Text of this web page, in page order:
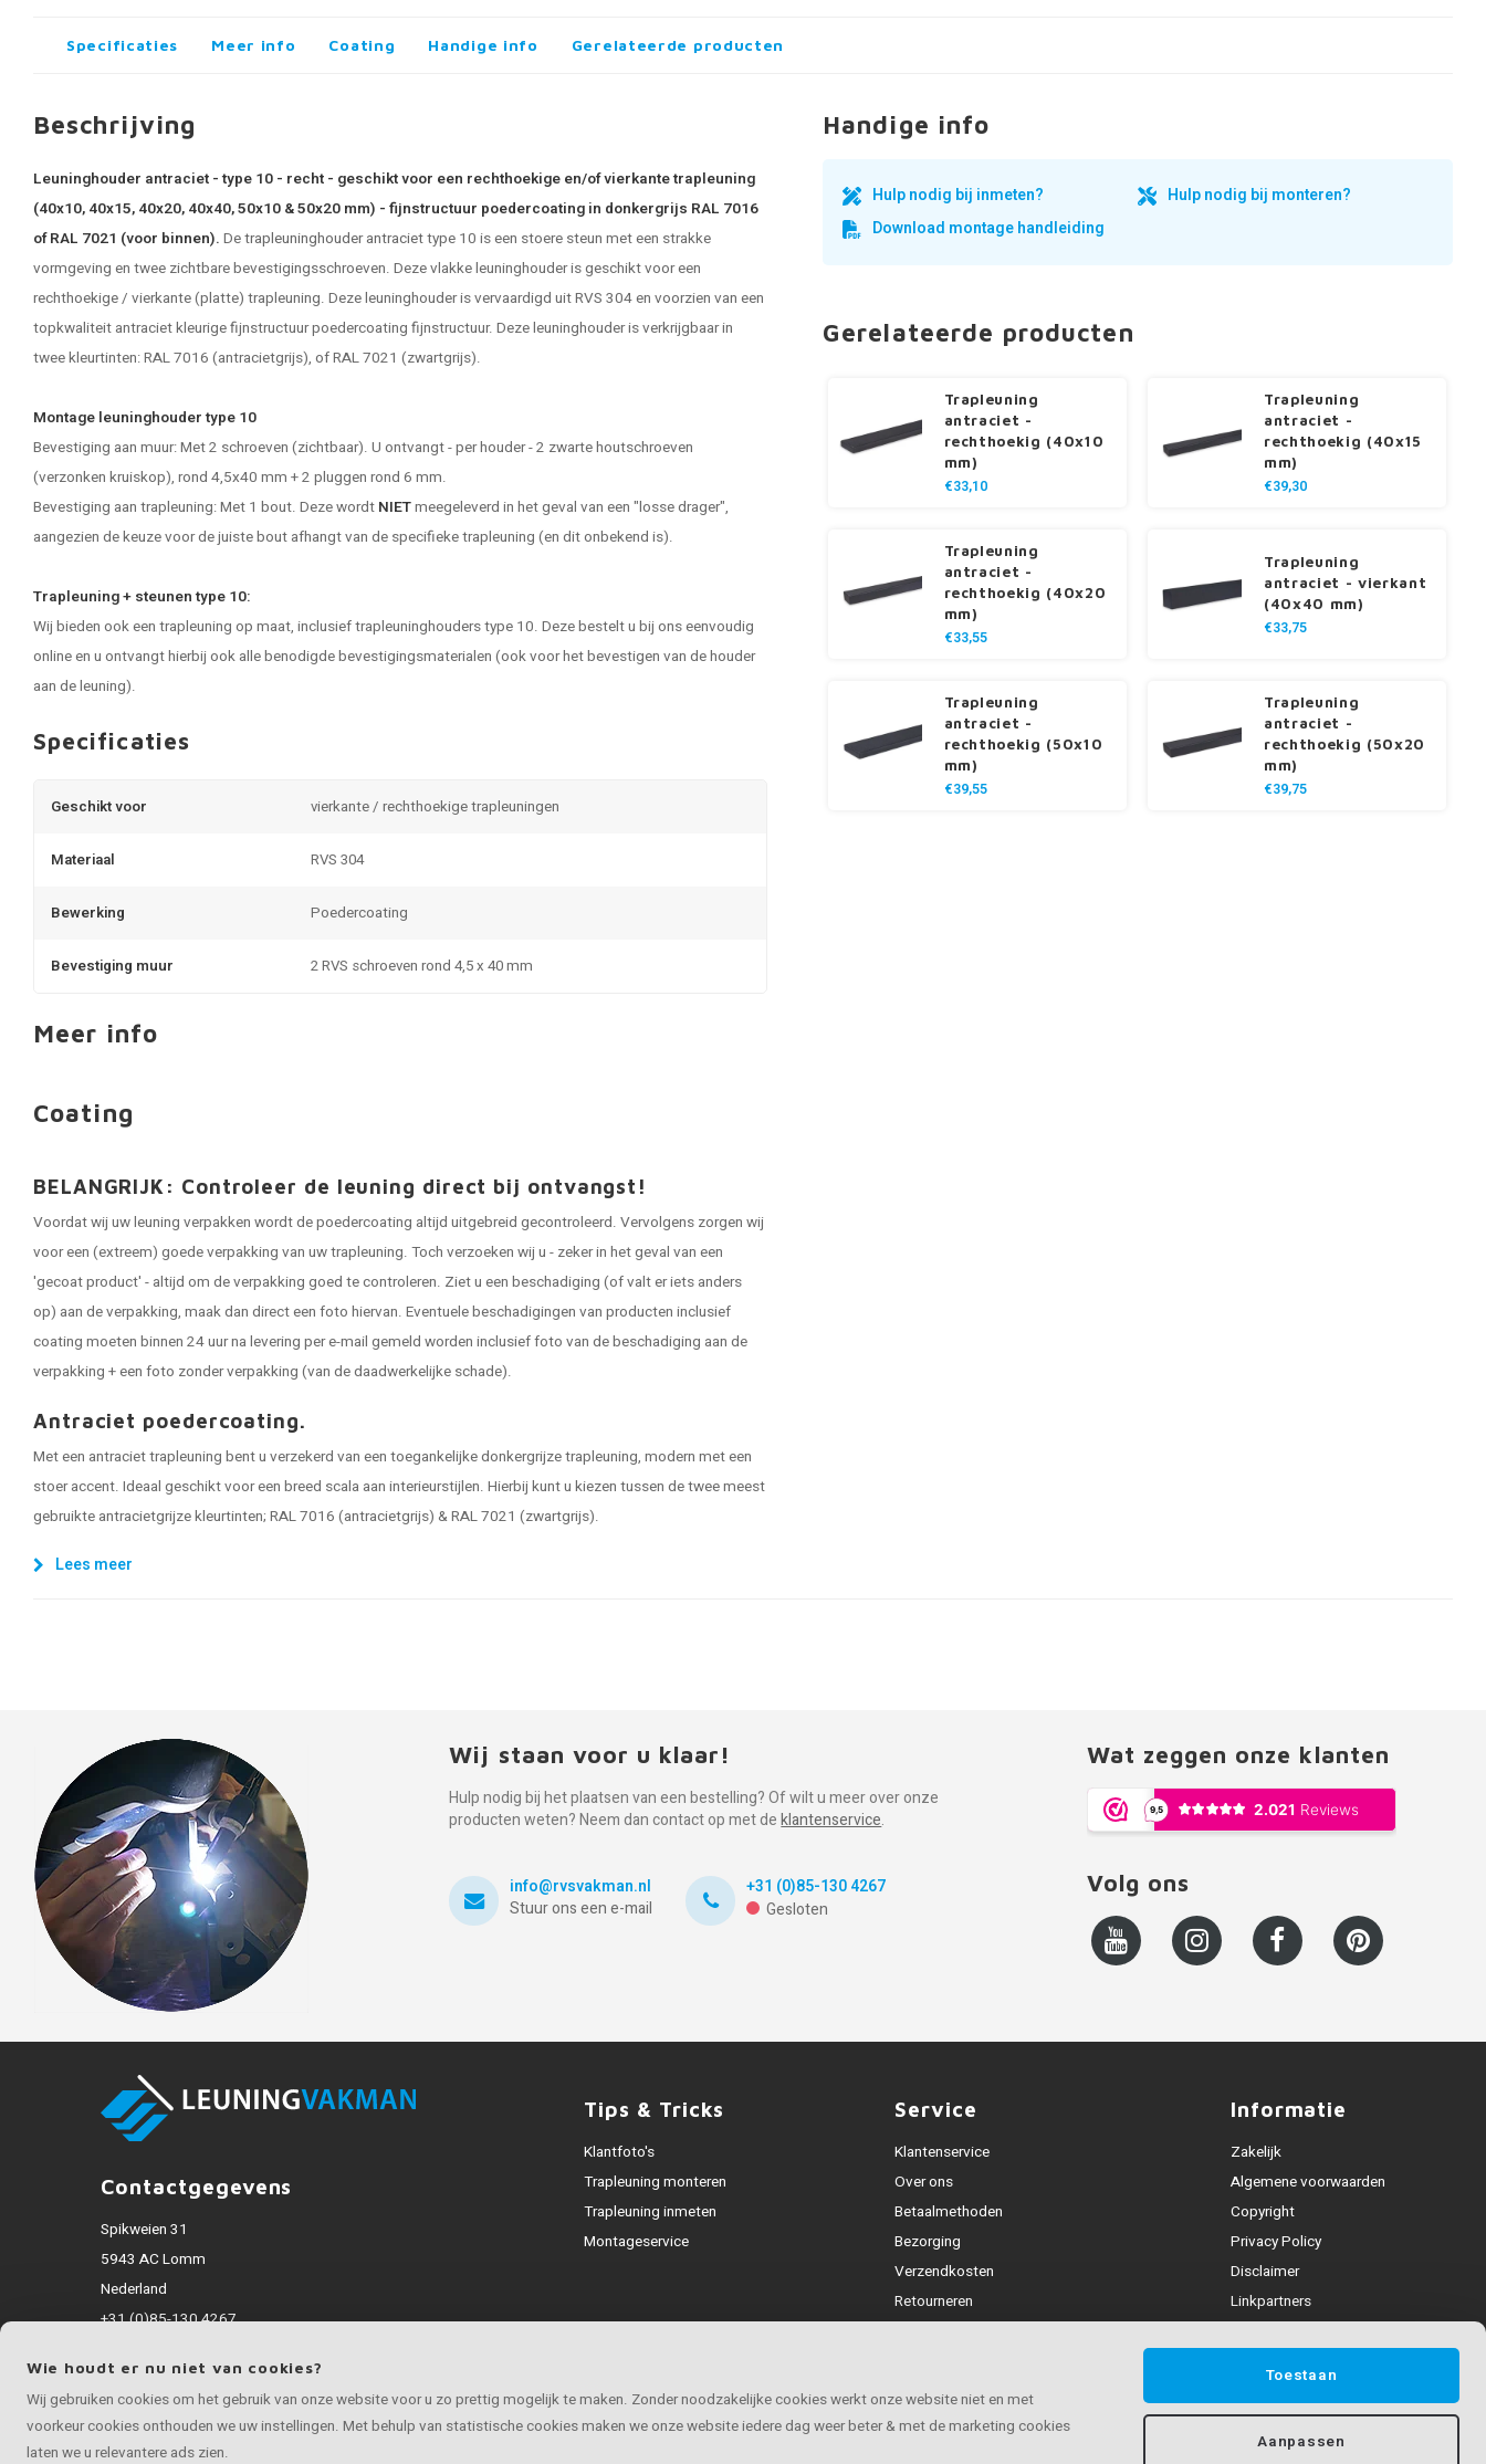
Specificaties Meer info Coating Handige info Gerelateerde producten
Beschrijving
Leuninghouder antraciet - type 10 - recht - geschikt voor een rechthoekige en/of vierkante trapleuning
(40x10, 40x15, 40x20, 40x40, 50x10 & 50x20 mm) - fijnstructuur poedercoating in donkergrijs RAL 7016
of RAL 7021 (voor binnen). Detrapleuninghouder antraciettype 10 is een stoere steun met een strakke
vormgeving en twee zichtbare bevestigingsschroeven. Deze vlakke leuninghouder is geschikt voor een
rechthoekige / vierkante (platte) trapleuning. Deze leuninghouder is vervaardigd uit RVS 304 en voorzien van een
topkwaliteit antraciet kleurige fijnstructuur poedercoating fijnstructuur. Deze leuninghouder is verkrijgbaar in
twee kleurtinten: RAL 7016 (antracietgrijs), of RAL 7021 (zwartgrijs).
Montage leuninghouder type 10
Bevestiging aan muur: Met 2 schroeven (zichtbaar). U ontvangt - per houder - 2 zwarte houtschroeven
(verzonken kruiskop), rond 4,5x40 mm + 2 pluggen rond 6 mm.
Bevestiging aan trapleuning: Met 1 bout. Deze wordt NIETmeegeleverd in het geval van een "losse drager",
aangezien de keuze voor de juiste bout afhangt van de specifieke trapleuning (en dit onbekend is).
Trapleuning + steunen type 10:
Wij bieden ook een trapleuning op maat, inclusief trapleuninghouders type 10. Deze bestelt u bij ons eenvoudig
online en u ontvangt hierbij ook alle benodigde bevestigingsmaterialen (ook voor het bevestigen van de houder
aan de leuning).
Specificaties
Geschikt voor vierkante / rechthoekige trapleuningen
Materiaal RVS 304
Bewerking Poedercoating
Bevestiging muur 2 RVS schroeven rond 4,5 x 40 mm
Meer info
Coating
BELANGRIJK: Controleer de leuning direct bij ontvangst!
Voordat wij uw leuning verpakken wordt de poedercoating altijd uitgebreid gecontroleerd. Vervolgens zorgen wij
voor een (extreem) goede verpakking van uw trapleuning. Toch verzoeken wij u - zeker in het geval van een
'gecoat product' - altijd om de verpakking goed te controleren. Ziet u een beschadiging (of valt er iets anders
op) aan de verpakking, maak dan direct een foto hiervan. Eventuele beschadigingen van producten inclusief
coating moeten binnen 24 uur na levering per e-mail gemeld worden inclusief foto van de beschadiging aan de
verpakking + een foto zonder verpakking (van de daadwerkelijke schade).
Antraciet poedercoating.
Met een antraciet trapleuning bent u verzekerd van een toegankelijke donkergrijze trapleuning, modern met een
stoer accent. Ideaal geschikt voor een breed scala aan interieurstijlen. Hierbij kunt u kiezen tussen de twee meest
gebruikte antracietgrijze kleurtinten; RAL 7016 (antracietgrijs) & RAL 7021 (zwartgrijs).
Lees meer
Handige info
Hulp nodig bij inmeten?
Hulp nodig bij monteren?
Download montage handleiding
Gerelateerde producten
Trapleuning
antraciet -
rechthoekig (40x10
mm)
€33,10
Trapleuning
antraciet -
rechthoekig (40x15
mm)
€39,30
Trapleuning
antraciet -
rechthoekig (40x20
mm)
€33,55
Trapleuning
antraciet - vierkant
(40x40 mm)
€33,75
Trapleuning
antraciet -
rechthoekig (50x10
mm)
€39,55
Trapleuning
antraciet -
rechthoekig (50x20
mm)
€39,75
Wij staan voor u klaar!
Hulp nodig bij het plaatsen van een bestelling? Of wilt u meer over onze
producten weten? Neem dan contact op met deklantenservice.
info@rvsvakman.nl
Stuur ons een e-mail
+31 (0)85-130 4267
Gesloten
Wat zeggen onze klanten
Volg ons
Contactgegevens
Spikweien 31
5943 AC Lomm
Nederland
+31 (0)85-130 4267
Alle bedragen zijn incl. BTW
Tips & Tricks
Klantfoto's
Trapleuning monteren
Trapleuning inmeten
Montageservice
Service
Klantenservice
Over ons
Betaalmethoden
Bezorging
Verzendkosten
Retourneren
Openingstijden & contact
Informatie
Zakelijk
Algemene voorwaarden
Copyright
Privacy Policy
Disclaimer
Linkpartners
Wie houdt er nu niet van cookies?
Wij gebruiken cookies om het gebruik van onze website voor u zo prettig mogelijk te maken. Zonder noodzakelijke cookies werkt onze website niet en met
voorkeur cookies onthouden we uw instellingen. Met behulp van statistische cookies maken we onze website iedere dag weer beter & met de marketing cookies
laten we u relevantere ads zien.
Toestaan
Aanpassen